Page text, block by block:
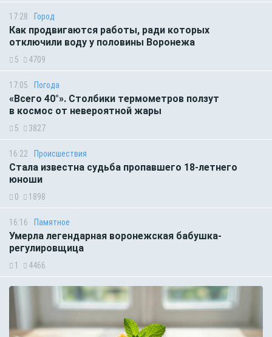
17:28 Город
Как продвигаются работы, ради которых
отключили воду у половины Воронежа
5 4709
17:05 Погода
«Всего 40°». Столбики термометров ползут
в космос от невероятной жары
5 3827
16:22 Происшествия
Стала известна судьба пропавшего 18-летнего
юноши
0 1898
16:16 Памятное
Умерла легендарная воронежская бабушка-
регулировщица
1 4466